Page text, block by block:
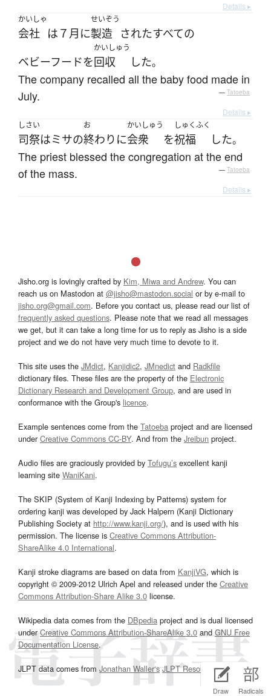
Draw Radicals
Details ▸
かいしゃ
会社 は ７月 に
せいぞう
製造 されたすべての
ベビーフードを
かいしゅう
回収 した。
The company recalled all the baby food made in
July.
— Tatoeba
Details ▸
しさい
司祭はミサの
お
終わり に
かいしゅう
会衆 を
しゅくふく
祝福 した。
The priest blessed the congregation at the end
of the mass.
— Tatoeba
Details ▸
Jisho.org is lovingly crafted by Kim, Miwa and Andrew. You can
reach us on Mastodon at @jisho@mastodon.social or by e-mail to
jisho.org@gmail.com. Before you contact us, please read our list of
frequently asked questions. Please note that we read all messages
we get, but it can take a long time for us to reply as Jisho is a side
project and we do not have very much time to devote to it.
This site uses the JMdict, Kanjidic2, JMnedict and Radkfile
dictionary files. These files are the property of the Electronic
Dictionary Research and Development Group, and are used in
conformance with the Group's licence.
Example sentences come from the Tatoeba project and are licensed
underCreative Commons CC-BY. And from the Jreibun project.
Audio files are graciously provided by Tofugu’s excellent kanji
learning site WaniKani.
The SKIP (System of Kanji Indexing by Patterns) system for
ordering kanji was developed by Jack Halpern (Kanji Dictionary
Publishing Society at http://www.kanji.org/), and is used with his
permission. The license is Creative Commons Attribution-
ShareAlike 4.0 International.
Kanji stroke diagrams are based on data from KanjiVG, which is
copyright © 2009-2012 Ulrich Apel and released under the Creative
Commons Attribution-Share Alike 3.0 license.
Wikipedia data comes from the DBpedia project and is dual licensed
underCreative Commons Attribution-ShareAlike 3.0and GNU Free
Documentation License.
JLPT data comes from Jonathan Waller‘s JLPT Resourcespage.